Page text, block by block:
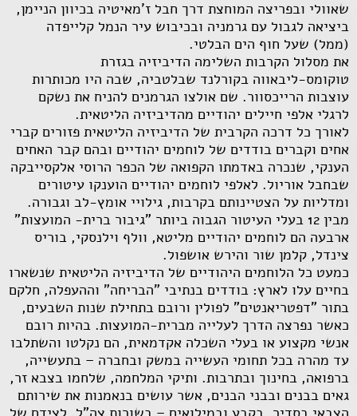
שאוולי ובפריצה המוחצת דרך חבל ז'מאיטיה בכיוון הניימן,
ביציאה לגבול עם גרמניה ובכיבוש עיר הנמל קלייפדה
(ממל) שעל חוף הים הבלטי.
את מסלול הקרבות השלימה הדיביזיה בגזרת
טוקומס-ליבאווה בקורלנד שבלטביה, שבה היו מכותרות
עוצבות הרייכסוור. שם אולצו הגרמנים להניח את נשקם
לרגלי אלפי חיילים יהודיים מהדיביזיה הליטאית.
לאורך כל דרכה הקרבית של הדיביזיה הליטאית פזורים קברי
אחים וקברים בודדים של לוחמים יהודיים ובהם קבר האחים
הענקי, שנכרה באדמתו הקפואה של הכפר הרוסי אלקסייבקה
שבחבל אוריול. לאלפי לוחמים יהודיים הוענקו עיטורים
ומדליות על הצטיינותם בקרבות, גילויי אומץ-לב וגבורה.
מבין 12 בעלי העיטור הגבוה ביותר "גיבור ברית- המועצות"
ארבעה הם לוחמים יהודיים מליטא, וולף וילנסקי, בוריס
צינדל, קלמן שור והירש אושפול.
כמעט כל הלוחמים היהודיים של הדיביזיה הליטאית שנשארו
בחיים עלו לארץ: בודדים בנתיבי "הבריחה" וההעפלה, חלקם
בתור "דפטריאנטים" לפולין ורובם בתחילת שנות השבעים,
כאשר נפרצה הדרך לעלייה מברית-המועצות. בהיות רובם
אנשי מקצוע או בעלי השכלה אקדמאית, הם נקלטו והשתלבו
עד מהרה בכל תחומי העשייה במשק ובחברה – בתעשייה,
ברפואה, בחינוך ובתרבות. ותיקי המלחמה, שלחמו בצבא זר,
גאים בבנים ובבני הבנים, אשר עושים בנאמנות את שירותם